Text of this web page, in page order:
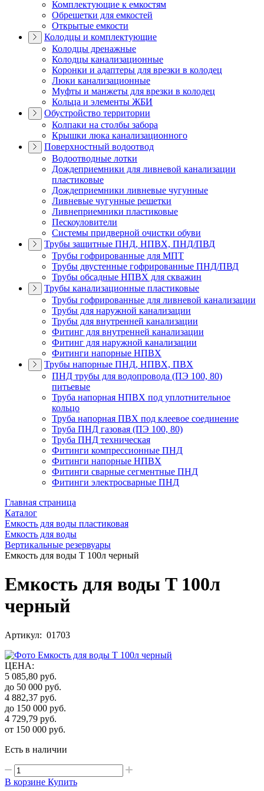
Комплектующие к емкостям
Обрешетки для емкостей
Открытые емкости
Колодцы и комплектующие
Колодцы дренажные
Колодцы канализационные
Коронки и адаптеры для врезки в колодец
Люки канализационные
Муфты и манжеты для врезки в колодец
Кольца и элементы ЖБИ
Обустройство территории
Колпаки на столбы забора
Крышки люка канализационного
Поверхностный водоотвод
Водоотводные лотки
Дождеприемники для ливневой канализации
пластиковые
Дождеприемники ливневые чугунные
Ливневые чугунные решетки
Ливнеприемники пластиковые
Пескоуловители
Системы придверной очистки обуви
Трубы защитные ПНД, НПВХ, ПНД/ПВД
Трубы гофрированные для МПТ
Трубы двустенные гофрированные ПНД/ПВД
Трубы обсадные НПВХ для скважин
Трубы канализационные пластиковые
Трубы гофрированные для ливневой канализации
Трубы для наружной канализации
Трубы для внутренней канализации
Фитинг для внутренней канализации
Фитинг для наружной канализации
Фитинги напорные НПВХ
Трубы напорные ПНД, НПВХ, ПВХ
ПНД трубы для водопровода (ПЭ 100, 80)
питьевые
Труба напорная НПВХ под уплотнительное
кольцо
Труба напорная ПВХ под клеевое соединение
Труба ПНД газовая (ПЭ 100, 80)
Труба ПНД техническая
Фитинги компрессионные ПНД
Фитинги напорные НПВХ
Фитинги сварные сегментные ПНД
Фитинги электросварные ПНД
Главная страница
Каталог
Емкость для воды пластиковая
Емкость для воды
Вертикальные резервуары
Емкость для воды T 100л черный
Емкость для воды T 100л
черный
Артикул: 01703
ЦЕНА:
5 085,80 руб.
до 50 000 руб.
4 882,37 руб.
до 150 000 руб.
4 729,79 руб.
от 150 000 руб.
Есть в наличии
В корзине Купить